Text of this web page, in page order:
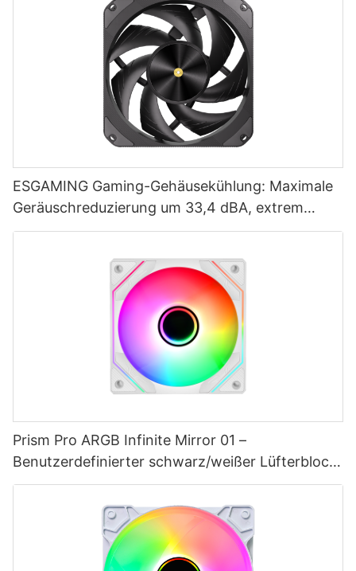
ESGAMING Gaming-Gehäusekühlung: Maximale
Geräuschreduzierung um 33,4 dBA, extrem
langlebig
Prism Pro ARGB Infinite Mirror 01 –
Benutzerdefinierter schwarz/weißer Lüfterblock
für PC-Gehäuse